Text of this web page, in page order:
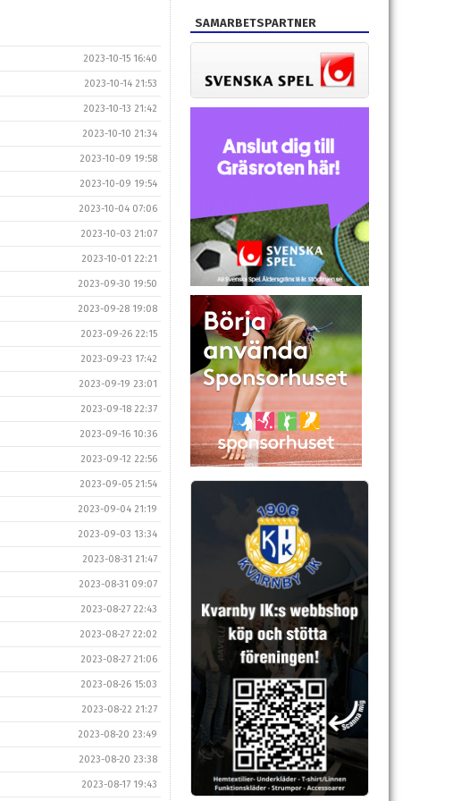
2023-10-15 16:40
2023-10-14 21:53
2023-10-13 21:42
2023-10-10 21:34
2023-10-09 19:58
2023-10-09 19:54
2023-10-04 07:06
2023-10-03 21:07
2023-10-01 22:21
2023-09-30 19:50
2023-09-28 19:08
2023-09-26 22:15
2023-09-23 17:42
2023-09-19 23:01
2023-09-18 22:37
2023-09-16 10:36
2023-09-12 22:56
2023-09-05 21:54
2023-09-04 21:19
2023-09-03 13:34
2023-08-31 21:47
2023-08-31 09:07
2023-08-27 22:43
2023-08-27 22:02
2023-08-27 21:06
2023-08-26 15:03
2023-08-22 21:27
2023-08-20 23:49
2023-08-20 23:38
2023-08-17 19:43
SAMARBETSPARTNER